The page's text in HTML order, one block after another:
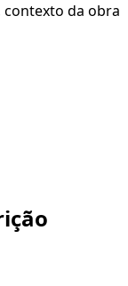
contexto da obra